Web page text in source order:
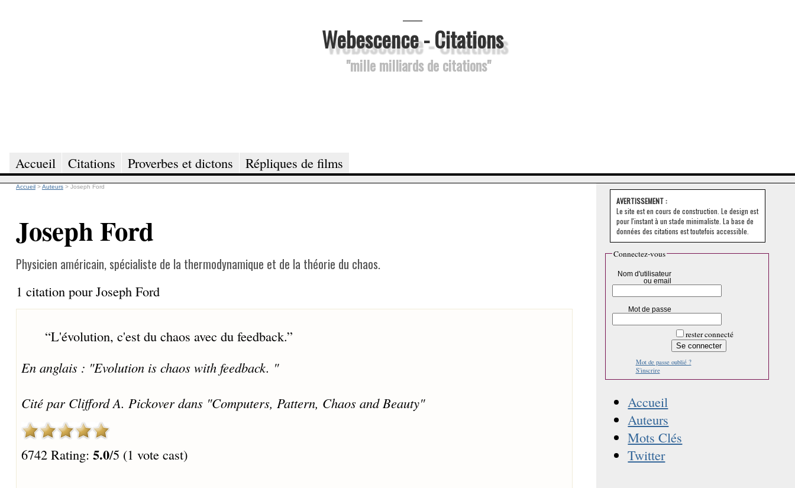
Webescence - Citations
"mille milliards de citations"
Accueil Citations Proverbes et dictons Répliques de films
Accueil >Auteurs > Joseph Ford
Joseph Ford
Physicien américain, spécialiste de la thermodynamique et de la théorie du chaos.
1 citation pour Joseph Ford
“L'évolution, c'est du chaos avec du feedback.”
En anglais : "Evolution is chaos with feedback. "
Cité par Clifford A. Pickover dans "Computers, Pattern, Chaos and Beauty"
6742 Rating: 5.0/5 (1 vote cast)
AVERTISSEMENT :
Le site est en cours de construction. Le design est
pour l'instant à un stade minimaliste. La base de
données des citations est toutefois accessible.
Connectez-vous
Nom d'utilisateur
ou email
Mot de passe
rester connecté
Mot de passe oublié ?
S'inscrire
Accueil
Auteurs
Mots Clés
Twitter